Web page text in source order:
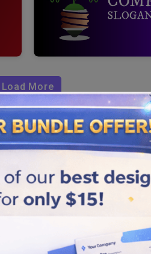
Load More